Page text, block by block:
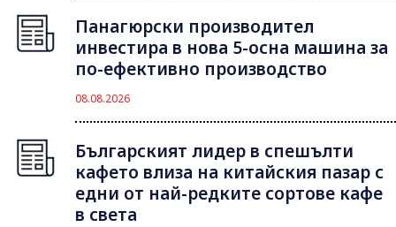
Панагюрски производител
инвестира в нова 5-осна машина за
по-ефективно производство
08.08.2026
Българският лидер в спешълти
кафето влиза на китайския пазар с
едни от най-редките сортове кафе
в света